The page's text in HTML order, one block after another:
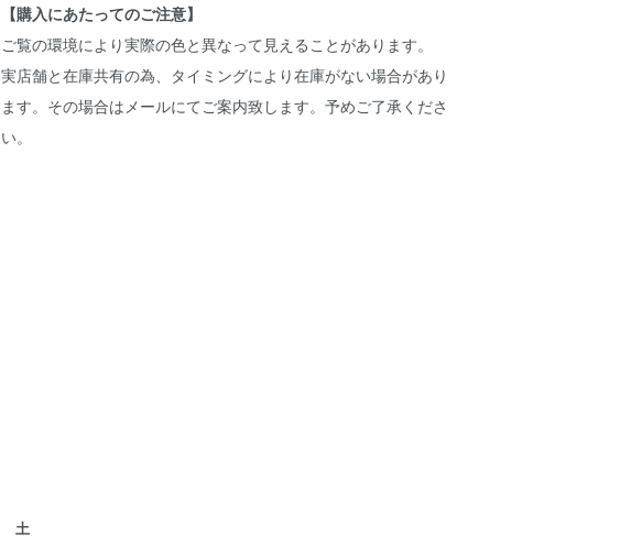
【購入にあたってのご注意】
ご覧の環境により実際の色と異なって見えることがあります。
実店舗と在庫共有の為、タイミングにより在庫がない場合があり
ます。その場合はメールにてご案内致します。予めご了承くださ
い。
土